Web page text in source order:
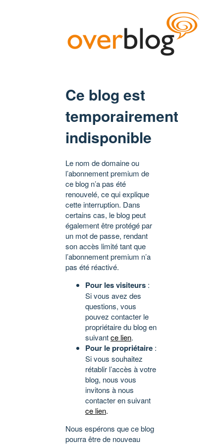
Ce blog est
temporairement
indisponible
Le nom de domaine ou
l’abonnement premium de
ce blog n’a pas été
renouvelé, ce qui explique
cette interruption. Dans
certains cas, le blog peut
également être protégé par
un mot de passe, rendant
son accès limité tant que
l’abonnement premium n’a
pas été réactivé.
Pour les visiteurs :
Si vous avez des
questions, vous
pouvez contacter le
propriétaire du blog en
suivantce lien.
Pour le propriétaire :
Si vous souhaitez
rétablir l’accès à votre
blog, nous vous
invitons à nous
contacter en suivant
ce lien.
Nous espérons que ce blog
pourra être de nouveau